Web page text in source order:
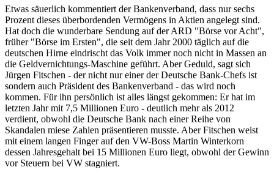
Etwas säuerlich kommentiert der Bankenverband, dass nur sechs
Prozent dieses überbordenden Vermögens in Aktien angelegt sind.
Hat doch die wunderbare Sendung auf der ARD "Börse vor Acht",
früher "Börse im Ersten", die seit dem Jahr 2000 täglich auf die
deutschen Hirne eindrischt das Volk immer noch nicht in Massen an
die Geldvernichtungs-Maschine geführt. Aber Geduld, sagt sich
Jürgen Fitschen - der nicht nur einer der Deutsche Bank-Chefs ist
sondern auch Präsident des Bankenverband - das wird noch
kommen. Für ihn persönlich ist alles längst gekommen: Er hat im
letzten Jahr mit 7,5 Millionen Euro - deutlich mehr als 2012
verdient, obwohl die Deutsche Bank nach einer Reihe von
Skandalen miese Zahlen präsentieren musste. Aber Fitschen weist
mit einem langen Finger auf den VW-Boss Martin Winterkorn
dessen Jahresgehalt bei 15 Millionen Euro liegt, obwohl der Gewinn
vor Steuern bei VW stagniert.